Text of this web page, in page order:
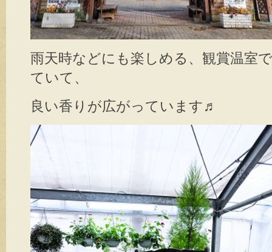
雨天時などにも楽しめる、観賞温室
ていて、
良い香りが広がっています♬